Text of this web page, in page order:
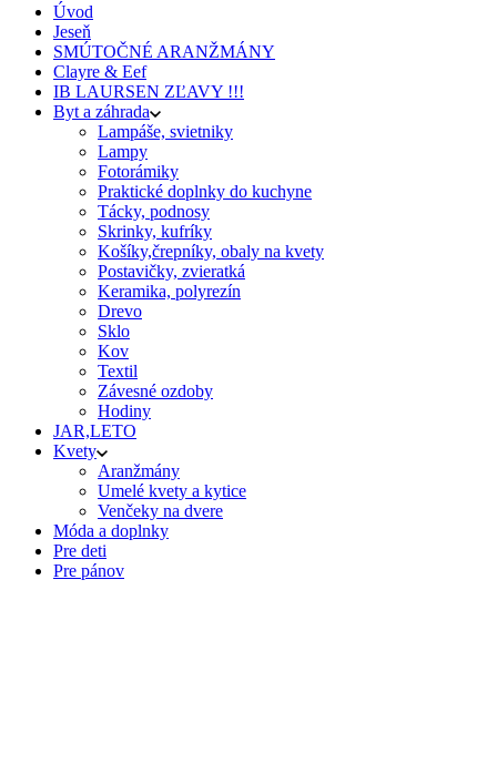
Úvod
Jeseň
SMÚTOČNÉ ARANŽMÁNY
Clayre & Eef
IB LAURSEN ZĽAVY !!!
Byt a záhrada
Lampáše, svietniky
Lampy
Fotorámiky
Praktické doplnky do kuchyne
Tácky, podnosy
Skrinky, kufríky
Košíky,črepníky, obaly na kvety
Postavičky, zvieratká
Keramika, polyrezín
Drevo
Sklo
Kov
Textil
Závesné ozdoby
Hodiny
JAR,LETO
Kvety
Aranžmány
Umelé kvety a kytice
Venčeky na dvere
Móda a doplnky
Pre deti
Pre pánov